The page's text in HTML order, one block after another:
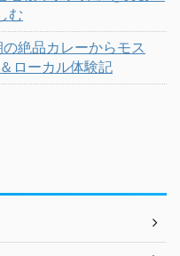
む
絶品カレーからモス
ローカル体験記